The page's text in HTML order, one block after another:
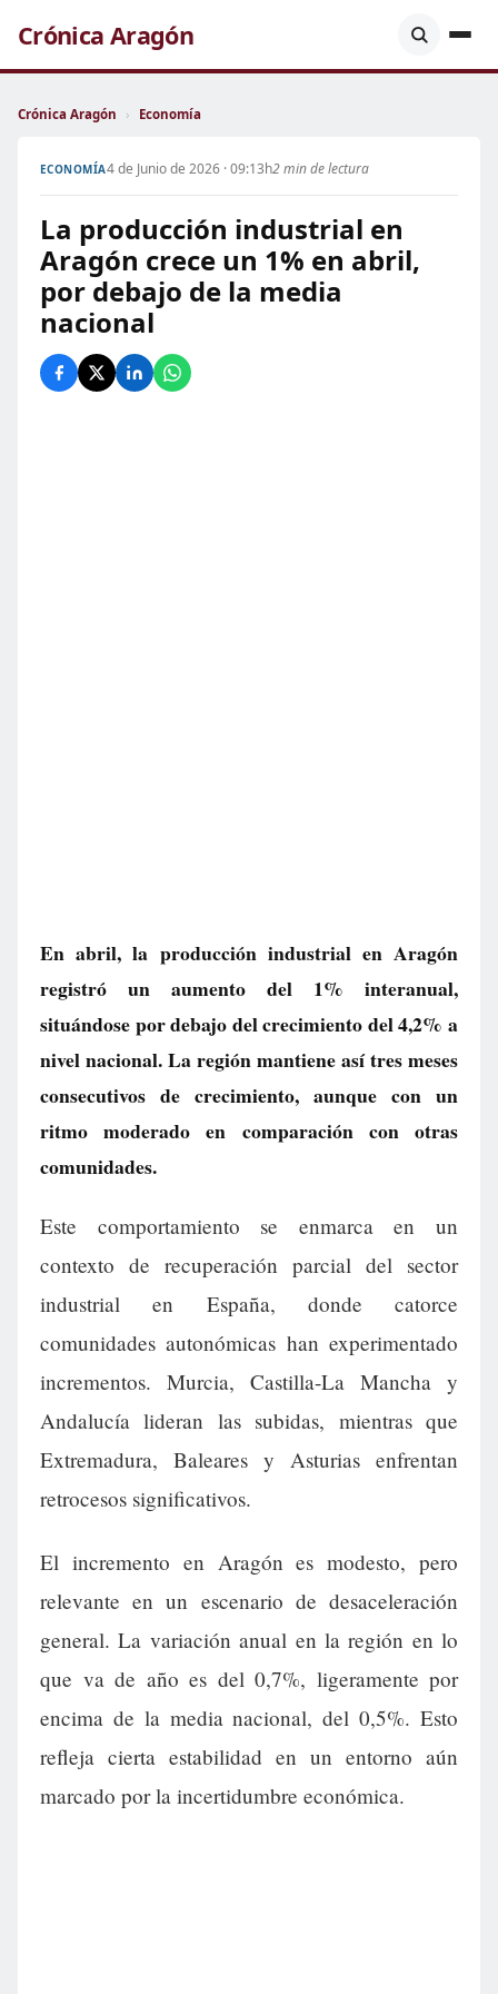
Crónica Aragón
Crónica Aragón › Economía
ECONOMÍA4 de Junio de 2026 · 09:13h2 min de lectura
La producción industrial en
Aragón crece un 1% en abril,
por debajo de la media
nacional
En abril, la producción industrial en Aragón
registró un aumento del 1% interanual,
situándose por debajo del crecimiento del 4,2% a
nivel nacional. La región mantiene así tres meses
consecutivos de crecimiento, aunque con un
ritmo moderado en comparación con otras
comunidades.
Este comportamiento se enmarca en un
contexto de recuperación parcial del sector
industrial en España, donde catorce
comunidades autonómicas han experimentado
incrementos. Murcia, Castilla-La Mancha y
Andalucía lideran las subidas, mientras que
Extremadura, Baleares y Asturias enfrentan
retrocesos significativos.
El incremento en Aragón es modesto, pero
relevante en un escenario de desaceleración
general. La variación anual en la región en lo
que va de año es del 0,7%, ligeramente por
encima de la media nacional, del 0,5%. Esto
refleja cierta estabilidad en un entorno aún
marcado por la incertidumbre económica.